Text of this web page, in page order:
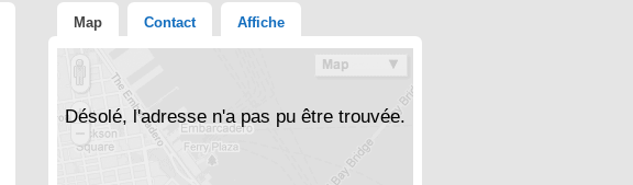
Map Contact Affiche
Désolé, l'adresse n'a pas pu être trouvée.